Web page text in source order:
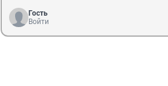
Гость
Войти